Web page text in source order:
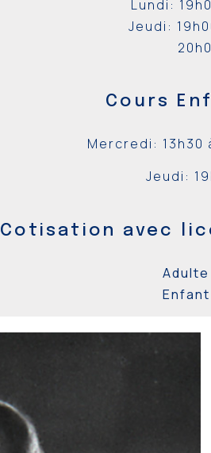
Lundi:
Jeudi:
Cours
Mercredi: 13h30
Jeudi:
Cotisation avec
Adulte
Enfant